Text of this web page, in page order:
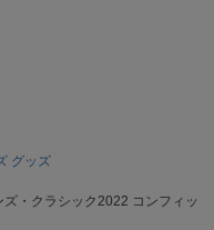
グッズ
・クラシック2022 コンフィッ